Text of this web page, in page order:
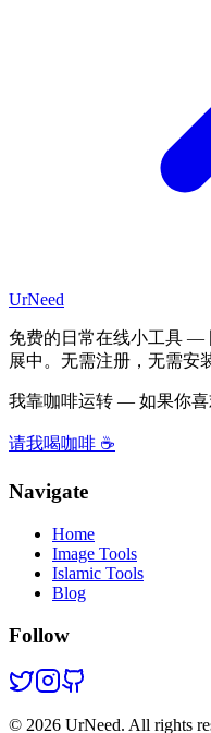
UrNeed
免费的日常在线小工具 —
展中。无需注册，无需安
我靠咖啡运转 — 如果你喜
请我喝咖啡 ☕
Navigate
Home
Image Tools
Islamic Tools
Blog
Follow
© 2026 UrNeed. All rights